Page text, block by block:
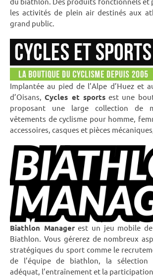
les activités de plein air destinés aux
grand public.
Implantée au pied de l’Alpe d’Huez et
d’Oisans,Cycles et sportsest une
proposant une large collection de
vêtements de cyclisme pour homme,
accessoires, casques et pièces
Biathlon Managerest un jeu mobile
Biathlon. Vous gérerez de nombreux
stratégiques du sport comme le
de l’équipe de biathlon, la sélection
adéquat, l’entraînement et la